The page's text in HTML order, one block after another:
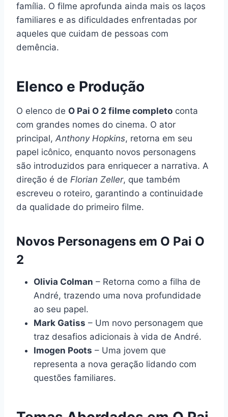
família. O filme aprofunda ainda mais os laços
familiares e as dificuldades enfrentadas por
aqueles que cuidam de pessoas com
demência.
Elenco e Produção
O elenco de O Pai O 2 filme completo conta
com grandes nomes do cinema. O ator
principal, Anthony Hopkins, retorna em seu
papel icônico, enquanto novos personagens
são introduzidos para enriquecer a narrativa. A
direção é de Florian Zeller, que também
escreveu o roteiro, garantindo a continuidade
da qualidade do primeiro filme.
Novos Personagens em O Pai O
2
Olivia Colman – Retorna como a filha de
André, trazendo uma nova profundidade
ao seu papel.
Mark Gatiss – Um novo personagem que
traz desafios adicionais à vida de André.
Imogen Poots – Uma jovem que
representa a nova geração lidando com
questões familiares.